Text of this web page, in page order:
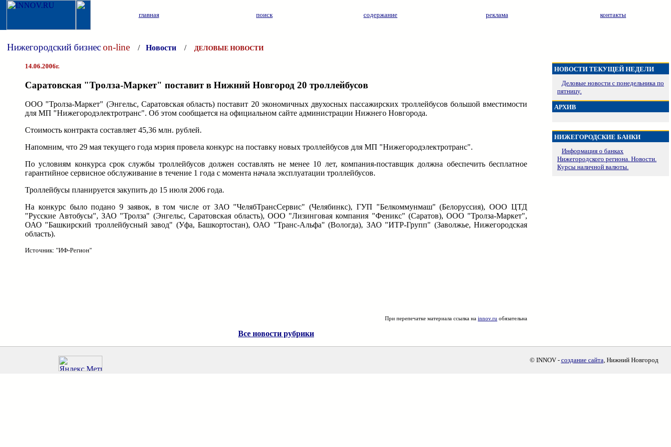
главная поиск содержание реклама контакты
Нижегородский бизнесon-line / Новости / ДЕЛОВЫЕ НОВОСТИ
14.06.2006г.
Саратовская "Тролза-Маркет" поставит в Нижний Новгород 20 троллейбусов
ООО "Тролза-Маркет" (Энгельс, Саратовская область) поставит 20 экономичных двухосных пассажирских троллейбусов большой вместимости
для МП "Нижегородэлектротранс". Об этом сообщается на официальном сайте администрации Нижнего Новгорода.
Стоимость контракта составляет 45,36 млн. рублей.
Напомним, что 29 мая текущего года мэрия провела конкурс на поставку новых троллейбусов для МП "Нижегородэлектротранс".
По условиям конкурса срок службы троллейбусов должен составлять не менее 10 лет, компания-поставщик должна обеспечить бесплатное
гарантийное сервисное обслуживание в течение 1 года с момента начала эксплуатации троллейбусов.
Троллейбусы планируется закупить до 15 июля 2006 года.
На конкурс было подано 9 заявок, в том числе от ЗАО "ЧелябТрансСервис" (Челябинкс), ГУП "Белкоммунмаш" (Белоруссия), ООО ЦТД
"Русские Автобусы", ЗАО "Тролза" (Энгельс, Саратовская область), ООО "Лизинговая компания "Феникс" (Саратов), ООО "Тролза-Маркет",
ОАО "Башкирский троллейбусный завод" (Уфа, Башкортостан), ОАО "Транс-Альфа" (Вологда), ЗАО "ИТР-Групп" (Заволжье, Нижегородская
область).
Источник: "ИФ-Регион"
При перепечатке материала ссылка на innov.ru обязательна
Все новости рубрики
НОВОСТИ ТЕКУЩЕЙ НЕДЕЛИ
Деловые новости с понедельника по
пятницу.
АРХИВ
НИЖЕГОРОДСКИЕ БАНКИ
Информация о банках
Нижегородского региона. Новости.
Курсы наличной валюты.
© INNOV - создание сайта, Нижний Новгород